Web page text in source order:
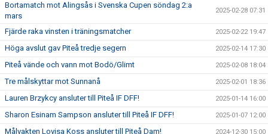
Bortamatch mot Alingsås i Svenska Cupen söndag 2:a
mars
2025-02-28 07:31
Fjärde raka vinsten i träningsmatcher 2025-02-22 19:47
Höga avslut gav Piteå tredje segern 2025-02-14 17:30
Piteå vände och vann mot Bodö/Glimt 2025-02-08 18:04
Tre målskyttar mot Sunnanå 2025-02-01 18:36
Lauren Brzykcy ansluter till Piteå IF DFF! 2025-01-14 16:00
Sharon Esinam Sampson ansluter till Piteå IF DFF! 2025-01-07 12:00
Målvakten Lovisa Koss ansluter till Piteå Dam! 2024-12-30 15:00